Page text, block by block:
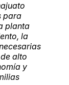
para
planta
la
alto
y